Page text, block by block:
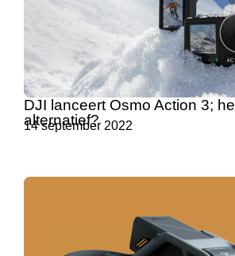
DJI lanceert Osmo Action 3;
alternatief?
14 september 2022